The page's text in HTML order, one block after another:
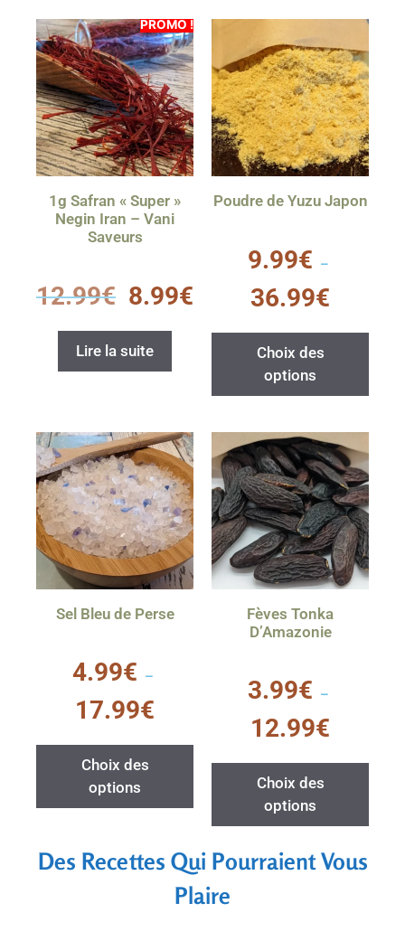
PROMO !
1g Safran « Super »
Negin Iran – Vani
Saveurs
s
u
5
12.99€ 8.99€
Lire la suite
Poudre de Yuzu Japon
s
u
5
9.99€ –
36.99€
Choix des
options
Sel Bleu de Perse
s
u
5
4.99€ –
17.99€
Choix des
options
Fèves Tonka
D’Amazonie
s
u
5
3.99€ –
12.99€
Choix des
options
Des Recettes Qui Pourraient Vous
Plaire